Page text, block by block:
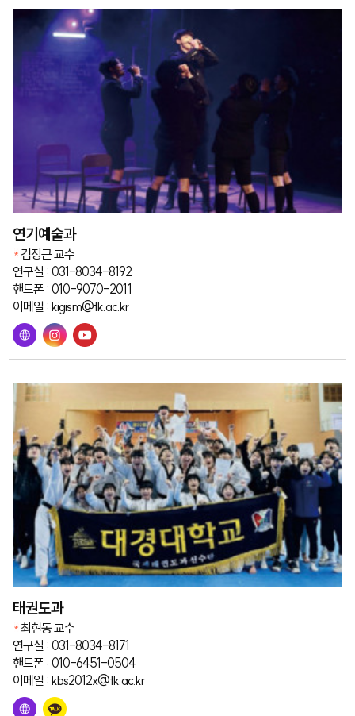
연기예술과
김정근 교수
연구실 : 031-8034-8192
핸드폰 : 010-9070-2011
이메일 : kigism@tk.ac.kr
태권도과
최현동 교수
연구실 : 031-8034-8171
핸드폰 : 010-6451-0504
이메일 : kbs2012x@tk.ac.kr